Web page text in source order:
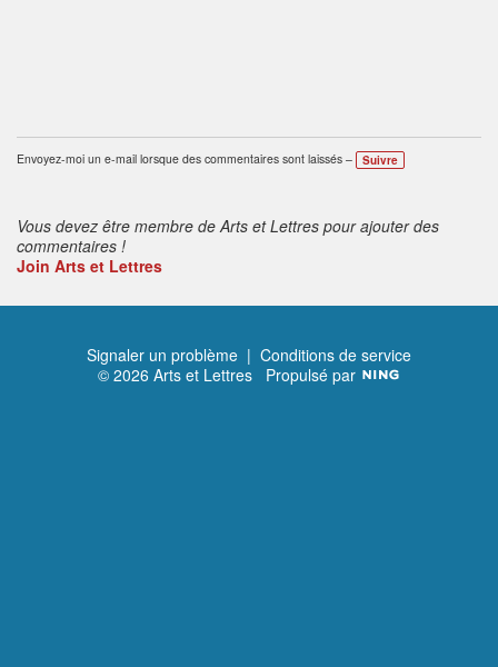
Envoyez-moi un e-mail lorsque des commentaires sont laissés – Suivre
Vous devez être membre de Arts et Lettres pour ajouter des
commentaires !
Join Arts et Lettres
Signaler un problème | Conditions de service
© 2026 Arts et Lettres Propulsé par